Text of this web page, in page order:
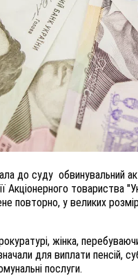
до суду обвинувальний
Акціонерного товариства
повторно, у великих
жінка,
для виплати пенсій,
послуги.